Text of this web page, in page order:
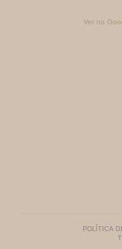
Ver no
POLÍTICA